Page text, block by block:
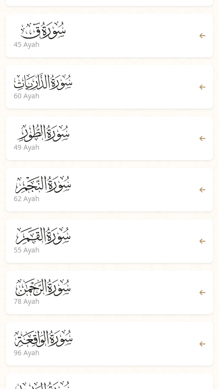
45 Ayah
60 Ayah
49 Ayah
62 Ayah
55 Ayah
78 Ayah
96 Ayah